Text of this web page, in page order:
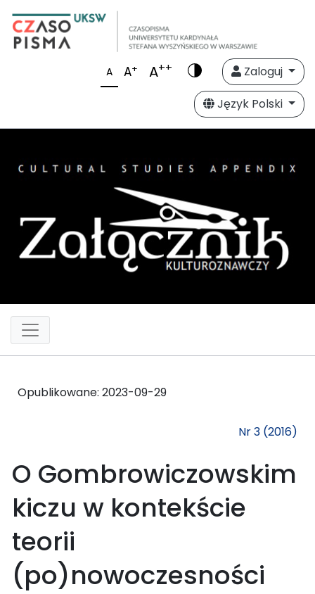
A A+ A++
Zaloguj
Język Polski
Opublikowane: 2023-09-29
Nr 3 (2016)
O Gombrowiczowskim
kiczu w kontekście
teorii
(po)nowoczesności